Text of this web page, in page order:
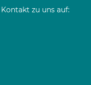
zu uns auf: